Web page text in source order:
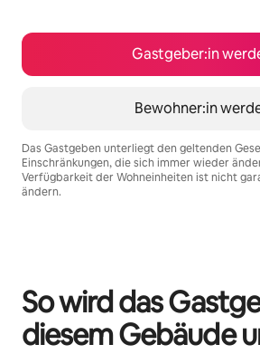
Gastgeber:in
Bewohner:in
Das Gastgeben unterliegt den geltenden
Einschränkungen, die sich immer wieder
Verfügbarkeit der Wohneinheiten ist nicht
ändern.
So wird das
diesem Gebäude